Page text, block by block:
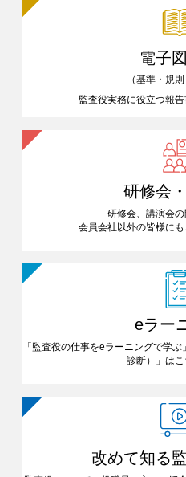
電子
（基準・規
監査役実務に役立つ報告
研修会
研修会、講演会の
会員会社以外の皆様にも
eラー
「監査役の仕事をeラーニングで学ぶ
診断）」はこ
改めて知る